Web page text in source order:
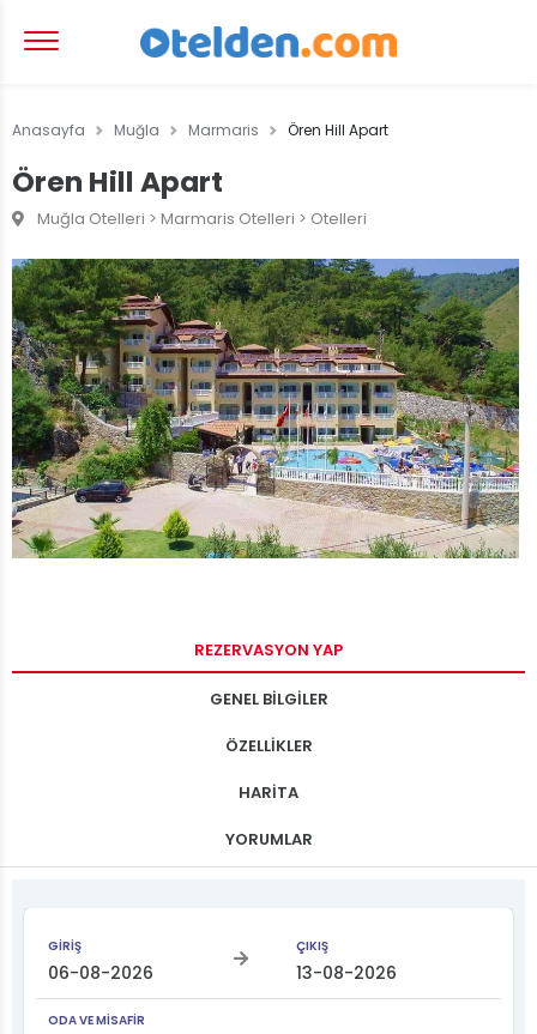
Anasayfa Muğla Marmaris Ören Hill Apart
Ören Hill Apart
Muğla Otelleri > Marmaris Otelleri > Otelleri
REZERVASYON YAP
GENEL BİLGİLER
ÖZELLİKLER
HARİTA
YORUMLAR
GİRİŞ ÇIKIŞ
ODA VE MİSAFİR